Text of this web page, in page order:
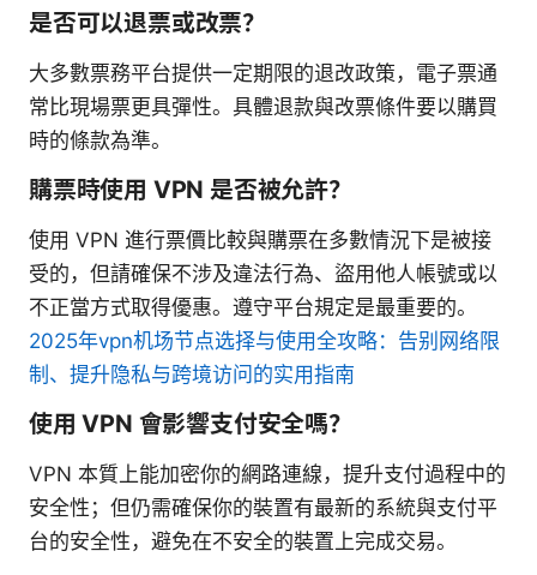
是否可以退票或改票？
大多數票務平台提供一定期限的退改政策，電子票通
常比現場票更具彈性。具體退款與改票條件要以購買
時的條款為準。
購票時使用 VPN 是否被允許？
使用 VPN 進行票價比較與購票在多數情況下是被接
受的，但請確保不涉及違法行為、盜用他人帳號或以
不正當方式取得優惠。遵守平台規定是最重要的。
2025年vpn机场节点选择与使用全攻略：告别网络限
制、提升隐私与跨境访问的实用指南
使用 VPN 會影響支付安全嗎？
VPN 本質上能加密你的網路連線，提升支付過程中的
安全性；但仍需確保你的裝置有最新的系統與支付平
台的安全性，避免在不安全的裝置上完成交易。